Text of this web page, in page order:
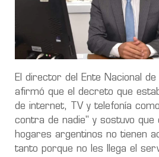
El director del Ente Nacional de
afirmó que el decreto que
de internet, TV y telefonía
contra de nadie" y sostuvo que
hogares argentinos no tienen
tanto porque no les llega el